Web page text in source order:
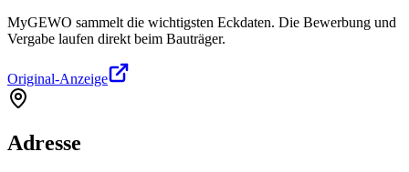
MyGEWO sammelt die wichtigsten Eckdaten. Die Bewerbung und
Vergabe laufen direkt beim Bauträger.
Original-Anzeige
Adresse